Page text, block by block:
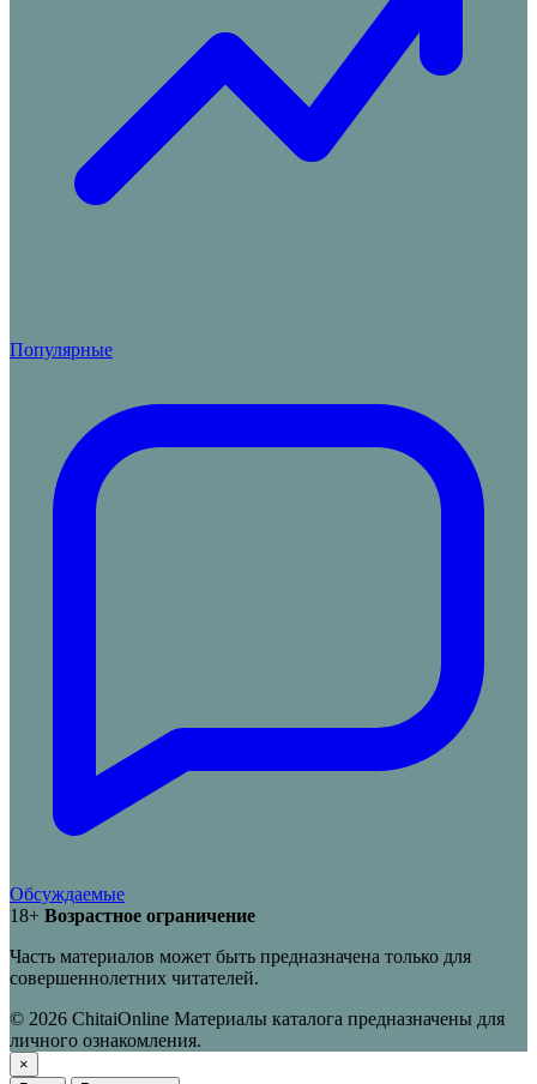
Популярные
Обсуждаемые
18+ Возрастное ограничение
Часть материалов может быть предназначена только для
совершеннолетних читателей.
© 2026 ChitaiOnline Материалы каталога предназначены для
личного ознакомления.
×